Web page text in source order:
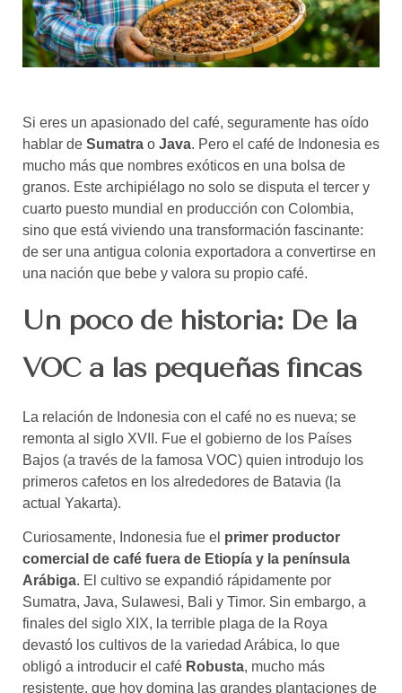
de ti!
Si eres un apasionado del café, seguramente has oído
hablar de Sumatra o Java. Pero el café de Indonesia es
mucho más que nombres exóticos en una bolsa de
granos. Este archipiélago no solo se disputa el tercer y
cuarto puesto mundial en producción con Colombia,
sino que está viviendo una transformación fascinante:
de ser una antigua colonia exportadora a convertirse en
una nación que bebe y valora su propio café.
Un poco de historia: De la
VOC a las pequeñas fincas
La relación de Indonesia con el café no es nueva; se
remonta al siglo XVII. Fue el gobierno de los Países
Bajos (a través de la famosa VOC) quien introdujo los
primeros cafetos en los alrededores de Batavia (la
actual Yakarta).
Curiosamente, Indonesia fue el primer productor
comercial de café fuera de Etiopía y la península
Arábiga. El cultivo se expandió rápidamente por
Sumatra, Java, Sulawesi, Bali y Timor. Sin embargo, a
finales del siglo XIX, la terrible plaga de la Roya
devastó los cultivos de la variedad Arábica, lo que
obligó a introducir el café Robusta, mucho más
resistente, que hoy domina las grandes plantaciones de